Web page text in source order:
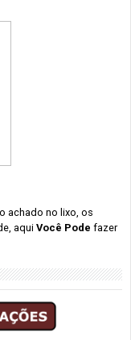
achado no lixo, os
aqui Você Pode fazer